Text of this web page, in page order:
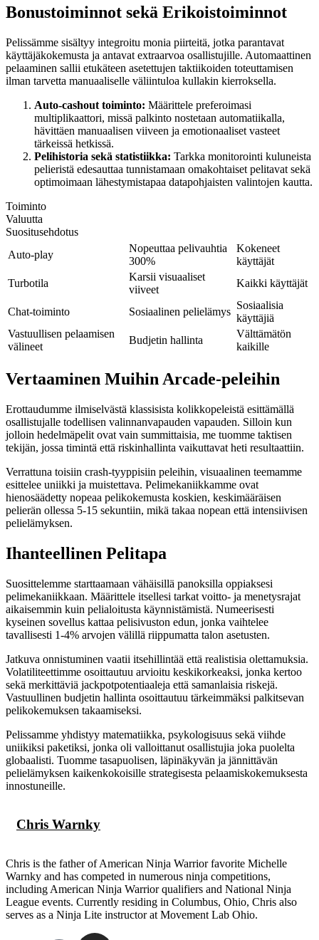
Bonustoiminnot sekä Erikoistoiminnot
Pelissämme sisältyy integroitu monia piirteitä, jotka parantavat
käyttäjäkokemusta ja antavat extraarvoa osallistujille. Automaattinen
pelaaminen sallii etukäteen asetettujen taktiikoiden toteuttamisen
ilman tarvetta manuaaliselle väliintuloa kullakin kierroksella.
Auto-cashout toiminto: Määrittele preferoimasi
multiplikaattori, missä palkinto nostetaan automatiikalla,
hävittäen manuaalisen viiveen ja emotionaaliset vasteet
tärkeissä hetkissä.
Pelihistoria sekä statistiikka: Tarkka monitorointi kuluneista
pelieristä edesauttaa tunnistamaan omakohtaiset pelitavat sekä
optimoimaan lähestymistapaa datapohjaisten valintojen kautta.
Toiminto
Valuutta
Suositusehdotus
Auto-play
Nopeuttaa pelivauhtia
300%
Kokeneet
käyttäjät
Turbotila
Karsii visuaaliset
viiveet
Kaikki käyttäjät
Chat-toiminto Sosiaalinen pelielämys
Sosiaalisia
käyttäjiä
Vastuullisen pelaamisen
välineet
Budjetin hallinta
Välttämätön
kaikille
Vertaaminen Muihin Arcade-peleihin
Erottaudumme ilmiselvästä klassisista kolikkopeleistä esittämällä
osallistujalle todellisen valinnanvapauden vapauden. Silloin kun
jolloin hedelmäpelit ovat vain summittaisia, me tuomme taktisen
tekijän, jossa timintä että riskinhallinta vaikuttavat heti resultaattiin.
Verrattuna toisiin crash-tyyppisiin peleihin, visuaalinen teemamme
esittelee uniikki ja muistettava. Pelimekaniikkamme ovat
hienosäädetty nopeaa pelikokemusta koskien, keskimääräisen
pelierän ollessa 5-15 sekuntiin, mikä takaa nopean että intensiivisen
pelielämyksen.
Ihanteellinen Pelitapa
Suosittelemme starttaamaan vähäisillä panoksilla oppiaksesi
pelimekaniikkaan. Määrittele itsellesi tarkat voitto- ja menetysrajat
aikaisemmin kuin pelialoitusta käynnistämistä. Numeerisesti
kyseinen sovellus kattaa pelisivuston edun, jonka vaihtelee
tavallisesti 1-4% arvojen välillä riippumatta talon asetusten.
Jatkuva onnistuminen vaatii itsehillintää että realistisia olettamuksia.
Volatiliteettimme osoittautuu arvioitu keskikorkeaksi, jonka kertoo
sekä merkittäviä jackpotpotentiaaleja että samanlaisia riskejä.
Vastuullinen budjetin hallinta osoittautuu tärkeimmäksi palkitsevan
pelikokemuksen takaamiseksi.
Pelissamme yhdistyy matematiikka, psykologisuus sekä viihde
uniikiksi paketiksi, jonka oli valloittanut osallistujia joka puolelta
globaalisti. Tuomme tasapuolisen, läpinäkyvän ja jännittävän
pelielämyksen kaikenkokoisille strategisesta pelaamiskokemuksesta
innostuneille.
Chris Warnky
Chris is the father of American Ninja Warrior favorite Michelle
Warnky and has competed in numerous ninja competitions,
including American Ninja Warrior qualifiers and National Ninja
League events. Currently residing in Columbus, Ohio, Chris also
serves as a Ninja Lite instructor at Movement Lab Ohio.